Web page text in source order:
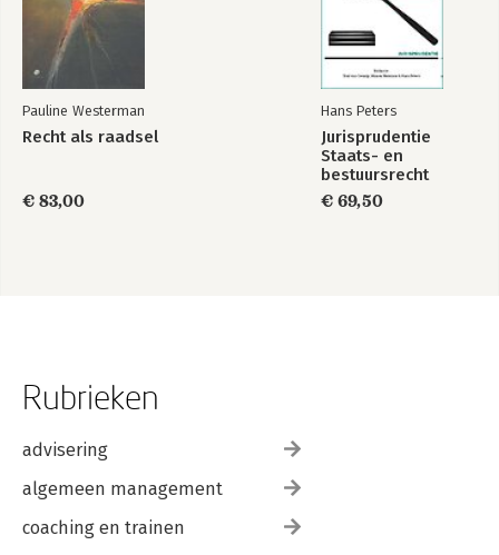
Pauline Westerman
Recht als raadsel
€ 83,00
Hans Peters
Jurisprudentie
Staats- en
bestuursrecht
1849-2025
€ 69,50
Rubrieken
advisering
algemeen management
coaching en trainen